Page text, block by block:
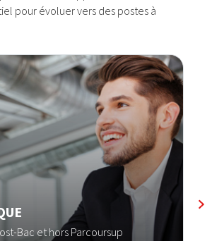
pour évoluer vers des postes à
Bac et hors Parcoursup